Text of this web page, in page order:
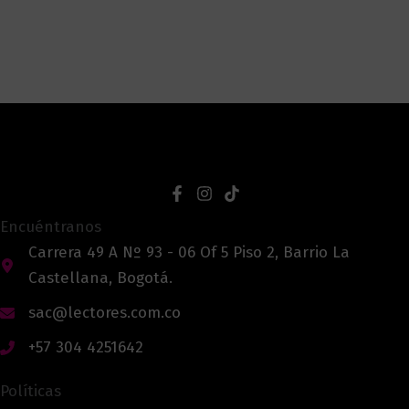
Encuéntranos
Carrera 49 A Nº 93 - 06 Of 5 Piso 2, Barrio La
Castellana, Bogotá.
sac@lectores.com.co
+57 304 4251642
Políticas